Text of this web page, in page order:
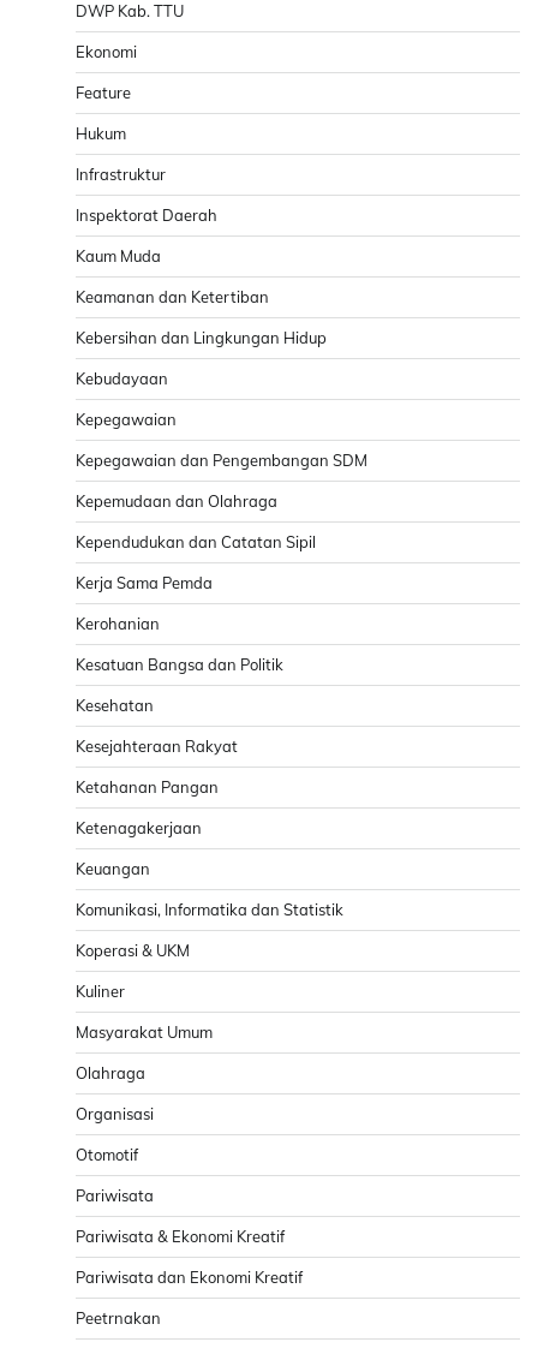
DWP Kab. TTU
Ekonomi
Feature
Hukum
Infrastruktur
Inspektorat Daerah
Kaum Muda
Keamanan dan Ketertiban
Kebersihan dan Lingkungan Hidup
Kebudayaan
Kepegawaian
Kepegawaian dan Pengembangan SDM
Kepemudaan dan Olahraga
Kependudukan dan Catatan Sipil
Kerja Sama Pemda
Kerohanian
Kesatuan Bangsa dan Politik
Kesehatan
Kesejahteraan Rakyat
Ketahanan Pangan
Ketenagakerjaan
Keuangan
Komunikasi, Informatika dan Statistik
Koperasi & UKM
Kuliner
Masyarakat Umum
Olahraga
Organisasi
Otomotif
Pariwisata
Pariwisata & Ekonomi Kreatif
Pariwisata dan Ekonomi Kreatif
Peetrnakan